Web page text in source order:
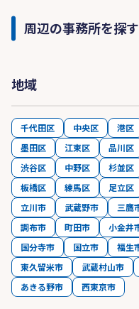
周辺の事務所を探す
地域
千代田区 中央区 港区
墨田区
江東区 品川区
渋谷区
中野区 杉並区
板橋区
練馬区 足立区
立川市
武蔵野市 三鷹
調布市
町田市 小金井
国分寺市
国立市 福生
東久留米市
武蔵村山市
あきる野市
西東京市